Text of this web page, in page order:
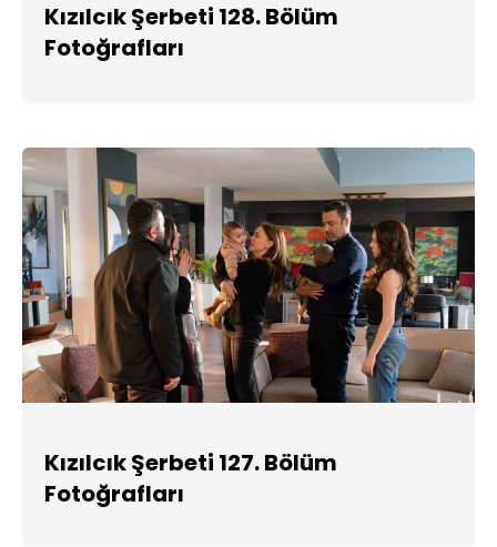
Kızılcık Şerbeti 128. Bölüm
Fotoğrafları
Kızılcık Şerbeti 127. Bölüm
Fotoğrafları